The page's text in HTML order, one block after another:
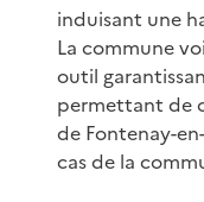
induisant une
La commune
outil
permettant de
de Fontenay-
cas de la